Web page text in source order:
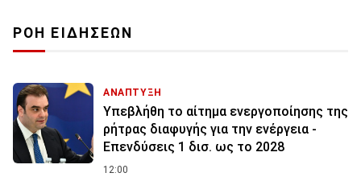
ΡΟΗ ΕΙΔΗΣΕΩΝ
ΑΝΑΠΤΥΞΗ
Υπεβλήθη το αίτημα ενεργοποίησης της
ρήτρας διαφυγής για την ενέργεια -
Επενδύσεις 1 δισ. ως το 2028
12:00